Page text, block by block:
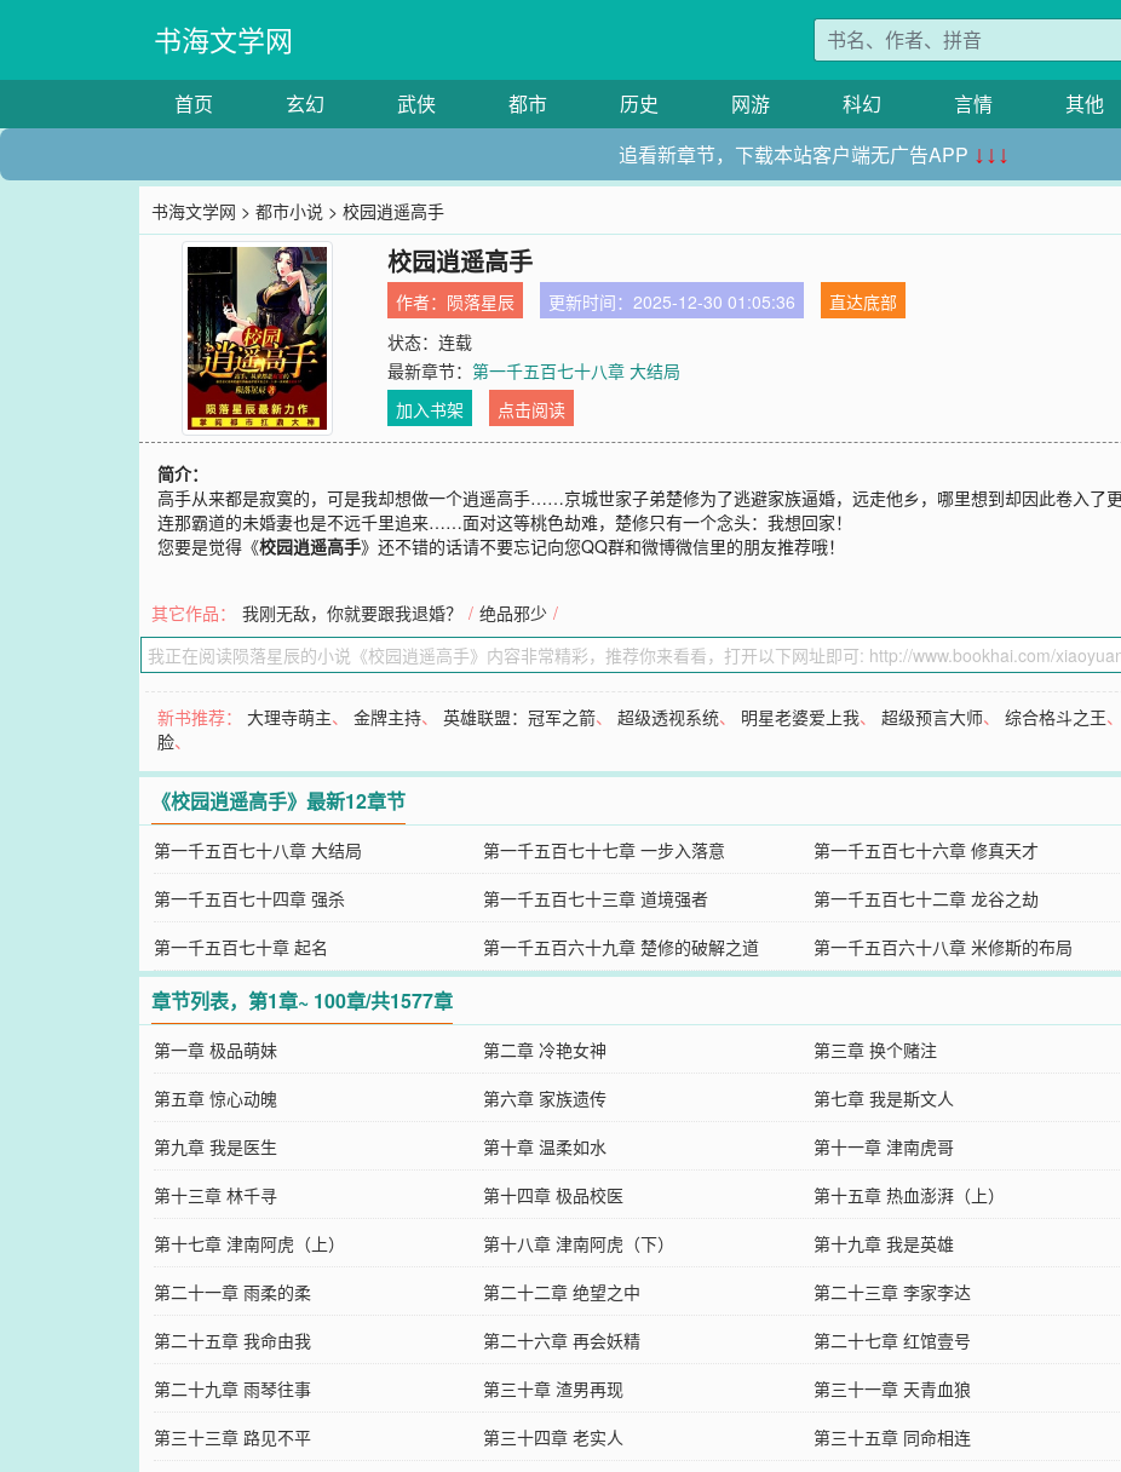
书海文学网
首页 玄幻 武侠 都市 历史 网游 科幻 言情 其他
追看新章节，下载本站客户端无广告APP ↓↓↓
书海文学网 >都市小说 > 校园逍遥高手
校园逍遥高手
作者： 陨落星辰 更新时间：2025-12-30 01:05:36
直达底部
状态：连载
最新章节：第一千五百七十八章 大结局
加入书架
点击阅读
简介：
高手从来都是寂寞的，可是我却想做一个逍遥高手……京城世家子弟楚修为了逃避家族逼婚，远走他乡，哪里想到却因此卷入
连那霸道的未婚妻也是不远千里追来……面对这等桃色劫难，楚修只有一个念头：我想回家！
您要是觉得《校园逍遥高手》还不错的话请不要忘记向您QQ群和微博微信里的朋友推荐哦！
其它作品： 我刚无敌，你就要跟我退婚？ / 绝品邪少 /
新书推荐：大理寺萌主、金牌主持、英雄联盟：冠军之箭、超级透视系统、 明星老婆爱上我、超级预言大师、综合格斗之王
脸、
《校园逍遥高手》最新12章节
第一千五百七十八章 大结局 第一千五百七十七章 一步入落意 第一千五百七十六章 修真天才
第一千五百七十四章 强杀
第一千五百七十三章 道境强者 第一千五百七十二章 龙谷之劫
第一千五百七十章 起名
第一千五百六十九章 楚修的破解之道 第一千五百六十八章 米修斯的布局
章节列表，第1章~ 100章/共1577章
第一章 极品萌妹 第二章 冷艳女神 第三章 换个赌注
第五章 惊心动魄
第六章 家族遗传 第七章 我是斯文人
第九章 我是医生
第十章 温柔如水 第十一章 津南虎哥
第十三章 林千寻
第十四章 极品校医 第十五章 热血澎湃（上）
第十七章 津南阿虎（上）
第十八章 津南阿虎（下） 第十九章 我是英雄
第二十一章 雨柔的柔
第二十二章 绝望之中 第二十三章 李家李达
第二十五章 我命由我
第二十六章 再会妖精 第二十七章 红馆壹号
第二十九章 雨琴往事
第三十章 渣男再现 第三十一章 天青血狼
第三十三章 路见不平
第三十四章 老实人 第三十五章 同命相连